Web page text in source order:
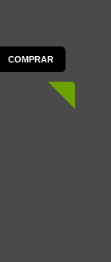
COMPRAR